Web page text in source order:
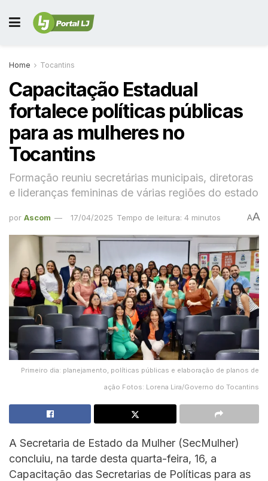
Home Tocantins
Capacitação Estadual
fortalece políticas públicas
para as mulheres no
Tocantins
Formação reuniu secretárias municipais, diretoras
e lideranças femininas de várias regiões do estado
por Ascom 17/04/2025 Tempo de leitura: 4 minutos AA
Primeiro dia: planejamento, políticas públicas e elaboração de planos de
ação Fotos: Lorena Lira/Governo do Tocantins
A Secretaria de Estado da Mulher (SecMulher)
concluiu, na tarde desta quarta-feira, 16, a
Capacitação das Secretarias de Políticas para as